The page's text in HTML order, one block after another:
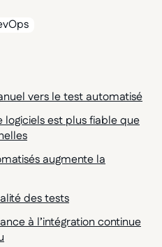
vers le test automatisé
est plus fiable que
augmente la
des tests
à l’intégration continue